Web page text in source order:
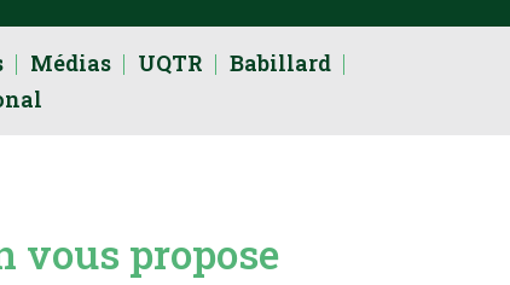
Médias UQTR
Babillard
vous propose